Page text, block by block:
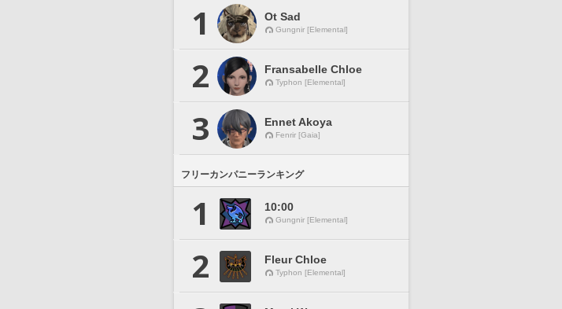
1 Ot Sad
Gungnir [Elemental]
2 Fransabelle Chloe
Typhon [Elemental]
3 Ennet Akoya
Fenrir [Gaia]
フリーカンパニーランキング
1 10:00
Gungnir [Elemental]
2 Fleur Chloe
Typhon [Elemental]